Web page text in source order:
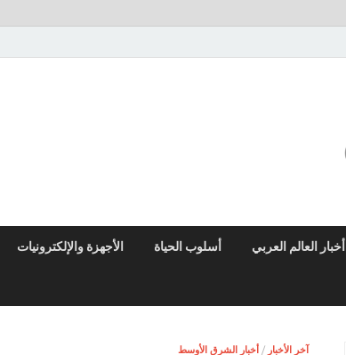
أخبار العالم العربي أسلوب الحياة الأجهزة والإلكترونيات
آخر الأخبار / أخبار الشرق الأوسط